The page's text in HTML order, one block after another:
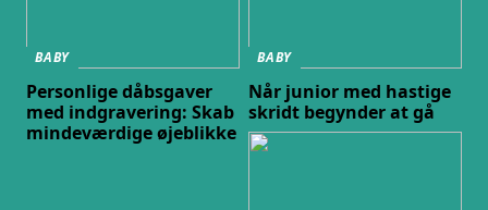
BABY
Personlige dåbsgaver
med indgravering: Skab
mindeværdige øjeblikke
BABY
Når junior med hastige
skridt begynder at gå